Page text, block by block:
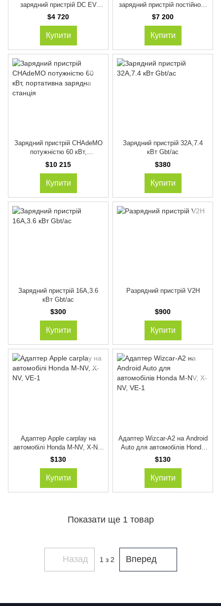
зарядний пристрій DC EV
Charging 7KW Quick Fast DC
ChademoCCS 1
$4 720
Купити
зарядний пристрій постійного
струму CHAdeMO потужністю
$7 200
Купити
Зарядний пристрій CHAdeMO
потужністю 60 кВт,
портативна зарядна станція
$10 215
Купити
Зарядний пристрій 32А,7.4
кВт Gbt/ac
$380
Купити
Зарядний пристрій 16А,3.6
кВт Gbt/ac
$300
Купити
Разрядний пристрій V2H
$900
Купити
Адаптер Apple carplay на
автомобілі Honda M-NV, X-NV,
VE-1
$130
Купити
Адаптер Wizcar-A2 на Android
Auto для автомобілів Honda
M-NV, X-NV, VE-1
$130
Купити
Показати ще 1 товар
Назад 1 з 2 Вперед